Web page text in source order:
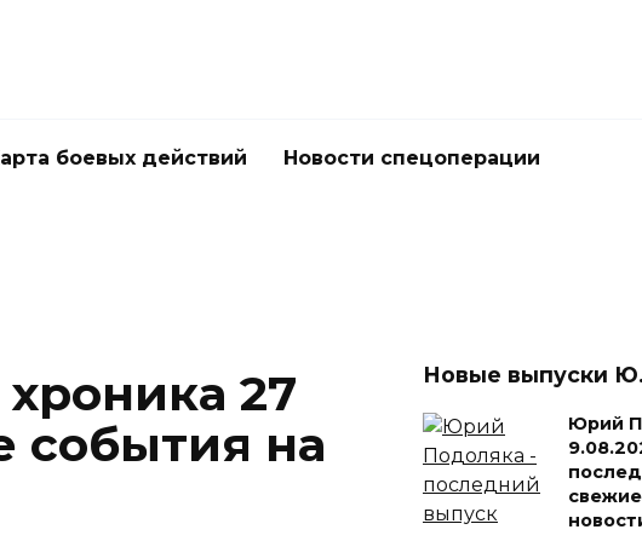
боевых действий Новости спецоперации
27
события на
Новые выпуски
Юрий